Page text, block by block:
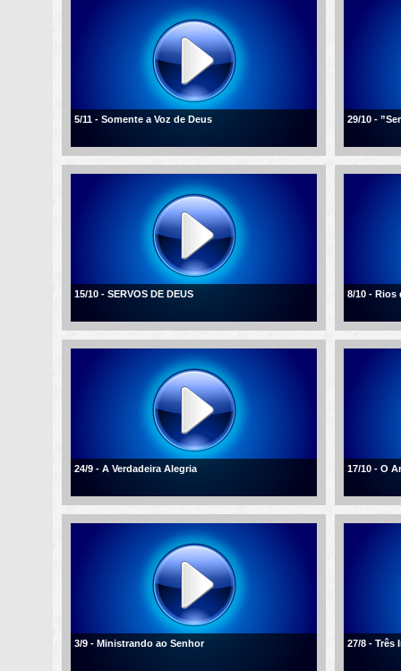
5/11 - Somente a Voz de Deus 29/10 -
15/10 - SERVOS DE DEUS 8/10 - Rios
24/9 - A Verdadeira Alegria 17/10 - O
3/9 - Ministrando ao Senhor 27/8 - Três